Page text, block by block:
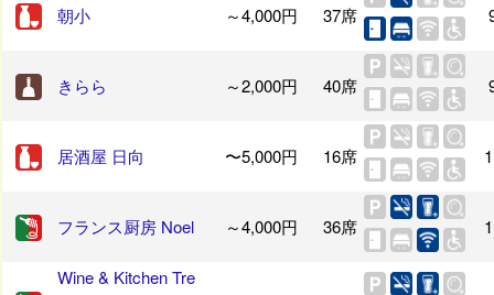
朝小 ～4,000円 37席
きらら ～2,000円 40席
居酒屋 日向 〜5,000円 16席
フランス厨房 Noel ～4,000円 36席
Wine & Kitchen Tre